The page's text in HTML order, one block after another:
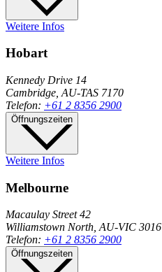
Weitere Infos
Hobart
Kennedy Drive 14
Cambridge, AU-TAS 7170
Telefon: +61 2 8356 2900
Öffnungszeiten
Weitere Infos
Melbourne
Macaulay Street 42
Williamstown North, AU-VIC 3016
Telefon: +61 2 8356 2900
Öffnungszeiten